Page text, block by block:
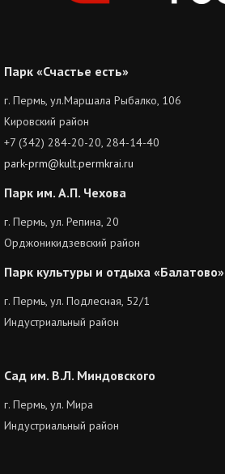
Парк «Счастье есть»
г. Пермь, ул.Маршала Рыбалко, 106
Кировский район
+7 (342) 284-20-20, 284-14-40
park-prm@kult.permkrai.ru
Парк им. А.П. Чехова
г. Пермь, ул. Репина, 20
Орджоникидзевский район
Парк культуры и отдыха «Балатово»
г. Пермь, ул. Подлесная, 52/1
Индустриальный район
Сад им. В.Л. Миндовского
г. Пермь, ул. Мира
Индустриальный район